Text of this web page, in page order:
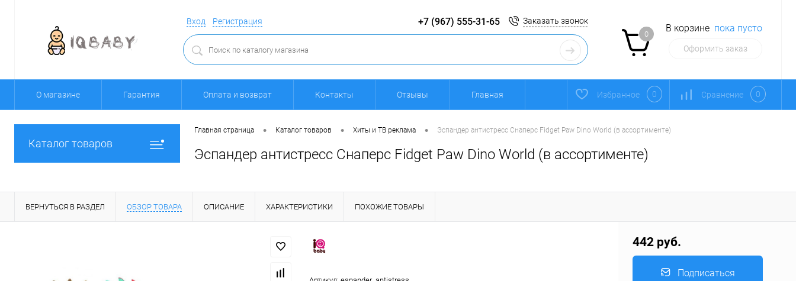
Вход Регистрация +7 (967) 555-31-65 Заказать звонок
0
В корзине пока пусто
Оформить заказ
О магазине Гарантия Оплата и возврат Контакты Отзывы Главная Избранное 0 Сравнение 0
Каталог товаров
Главная страница • Каталог товаров • Хиты и ТВ реклама • Эспандер антистресс Снаперс Fidget Paw Dino World (в ассортименте)
Эспандер антистресс Снаперс Fidget Paw Dino World (в ассортименте)
ВЕРНУТЬСЯ В РАЗДЕЛ ОБЗОР ТОВАРА ОПИСАНИЕ ХАРАКТЕРИСТИКИ ПОХОЖИЕ ТОВАРЫ
442 руб.
Подписаться